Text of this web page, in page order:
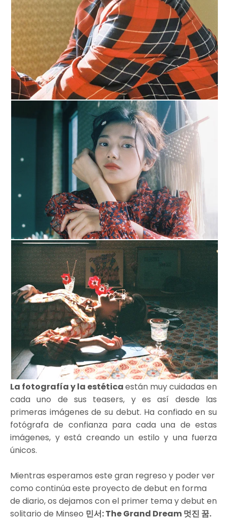
La fotografía y la estéticaestán muy cuidadas en
cada uno de sus teasers, y es así desde las
primeras imágenes de su debut. Ha confiado en su
fotógrafa de confianza para cada una de estas
imágenes, y está creando un estilo y una fuerza
únicos.
Mientras esperamos este gran regreso y poder ver
como continúa este proyecto de debut en forma
de diario, os dejamos con el primer tema y debut en
solitario de Minseo 민서:The Grand Dream 멋진 꿈.